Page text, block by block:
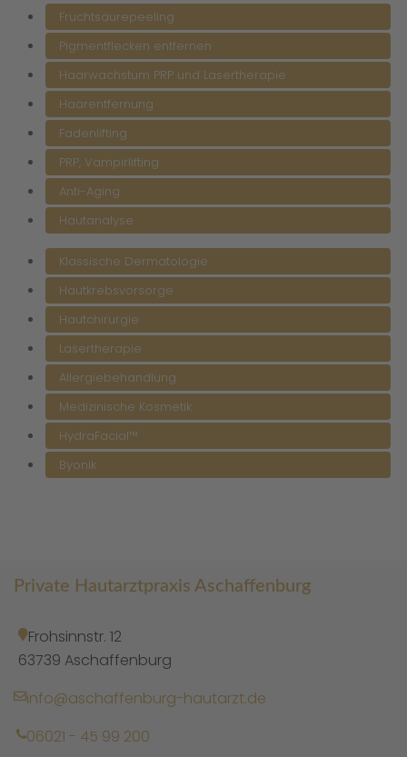
Fruchtsäurepeeling
Pigmentflecken entfernen
Haarwachstum PRP und Lasertherapie
Haarentfernung
Fadenlifting
PRP, Vampirlifting
Anti-Aging
Hautanalyse
Klassische Dermatologie
Hautkrebsvorsorge
Hautchirurgie
Lasertherapie
Allergiebehandlung
Medizinische Kosmetik
HydraFacial™
Byonik
Private Hautarztpraxis Aschaffenburg
Frohsinnstr. 12
63739 Aschaffenburg
info@aschaffenburg-hautarzt.de
06021 - 45 99 200